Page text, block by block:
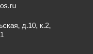
д.10, к.2,